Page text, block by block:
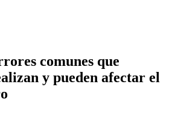
comunes que
y pueden afectar el